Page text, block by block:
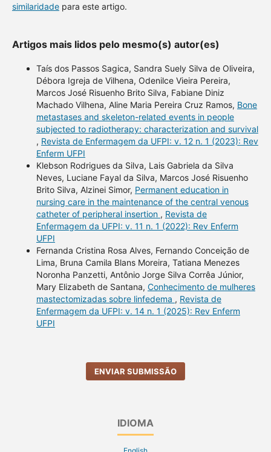
similaridadepara este artigo.
Artigos mais lidos pelo mesmo(s) autor(es)
Taís dos Passos Sagica, Sandra Suely Silva de Oliveira,
Débora Igreja de Vilhena, Odenilce Vieira Pereira,
Marcos José Risuenho Brito Silva, Fabiane Diniz
Machado Vilhena, Aline Maria Pereira Cruz Ramos, Bone
metastases and skeleton-related events in people
subjected to radiotherapy: characterization and survival
, Revista de Enfermagem da UFPI: v. 12 n. 1 (2023): Rev
Enferm UFPI
Klebson Rodrigues da Silva, Lais Gabriela da Silva
Neves, Luciane Fayal da Silva, Marcos José Risuenho
Brito Silva, Alzinei Simor, Permanent education in
nursing care in the maintenance of the central venous
catheter of peripheral insertion , Revista de
Enfermagem da UFPI: v. 11 n. 1 (2022): Rev Enferm
UFPI
Fernanda Cristina Rosa Alves, Fernando Conceição de
Lima, Bruna Camila Blans Moreira, Tatiana Menezes
Noronha Panzetti, Antônio Jorge Silva Corrêa Júnior,
Mary Elizabeth de Santana, Conhecimento de mulheres
mastectomizadas sobre linfedema , Revista de
Enfermagem da UFPI: v. 14 n. 1 (2025): Rev Enferm
UFPI
ENVIAR SUBMISSÃO
IDIOMA